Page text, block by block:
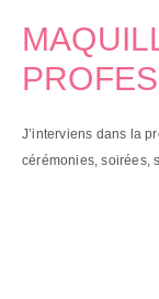
J’interviens dans la
cérémonies, soirées,